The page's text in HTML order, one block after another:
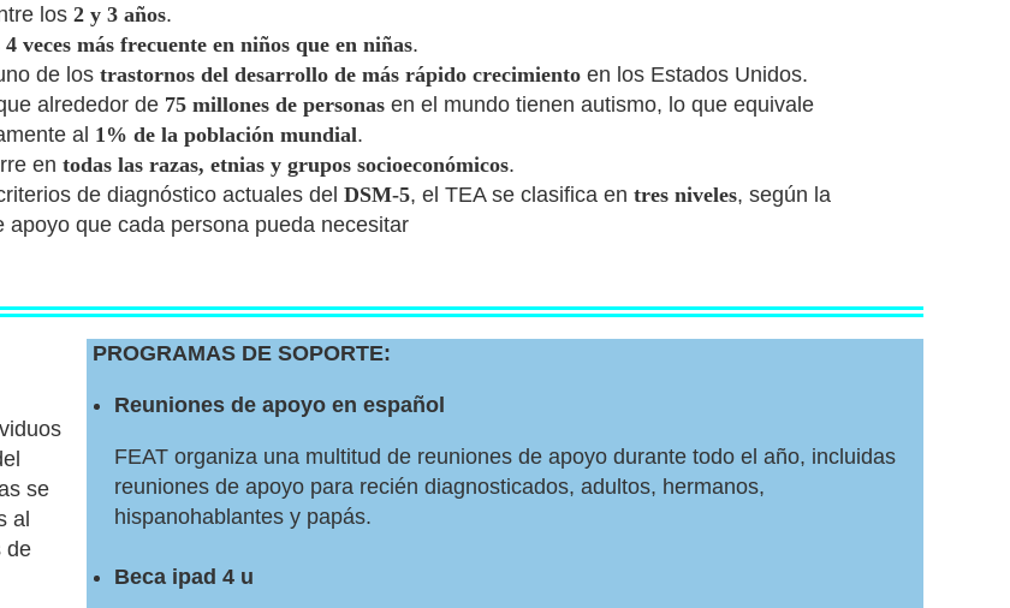
los 2 y 3 años.
4 veces más frecuente en niños que en niñas.
de los trastornos del desarrollo de más rápido crecimiento en los Estados Unidos.
alrededor de 75 millones de personas en el mundo tienen autismo, lo que equivale
al 1% de la población mundial.
en todas las razas, etnias y grupos socioeconómicos.
de diagnóstico actuales del DSM-5, el TEA se clasifica en tres niveles, según la
apoyo que cada persona pueda necesitar
se
al
de
PROGRAMAS DE SOPORTE:
Reuniones de apoyo en español
FEAT organiza una multitud de reuniones de apoyo durante todo el año, incluidas
reuniones de apoyo para recién diagnosticados, adultos, hermanos,
hispanohablantes y papás.
Beca ipad 4 u